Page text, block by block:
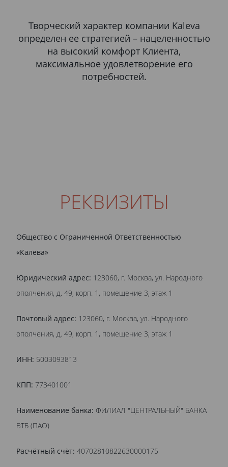
Творческий характер компании Kaleva
определен ее стратегией – нацеленностью
на высокий комфорт Клиента,
максимальное удовлетворение его
потребностей.
РЕКВИЗИТЫ
Общество с Ограниченной Ответственностью
«Калева»
Юридический адрес: 123060, г. Москва, ул. Народного
ополчения, д. 49, корп. 1, помещение 3, этаж 1
Почтовый адрес: 123060, г. Москва, ул. Народного
ополчения, д. 49, корп. 1, помещение 3, этаж 1
ИНН: 5003093813
КПП: 773401001
Наименование банка: ФИЛИАЛ "ЦЕНТРАЛЬНЫЙ" БАНКА
ВТБ (ПАО)
Расчётный счёт: 40702810822630000175